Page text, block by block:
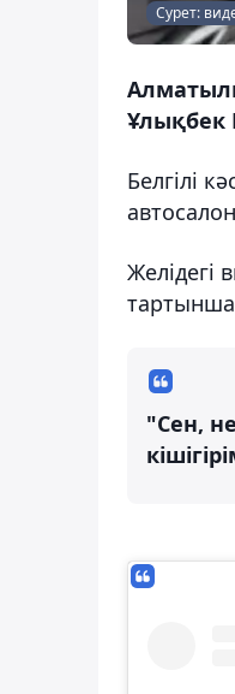
Сурет:
Ұлықбек
Белгілі
Желідегі
"Сен,